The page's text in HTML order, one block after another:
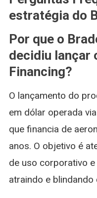
estratégia do
Por que o
decidiu lançar
Financing?
O lançamento do
em dólar operada
que financia de
anos. O objetivo é
de uso corporativo
atraindo e